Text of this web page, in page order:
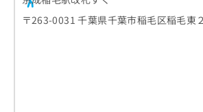
ホワイトニングの費用相場
口臭や口内の不快感が気になる場
2．問診票の記入
まとめ：千葉市稲毛区で評判
〒263-0031 千葉県千葉市稲毛区稲毛東